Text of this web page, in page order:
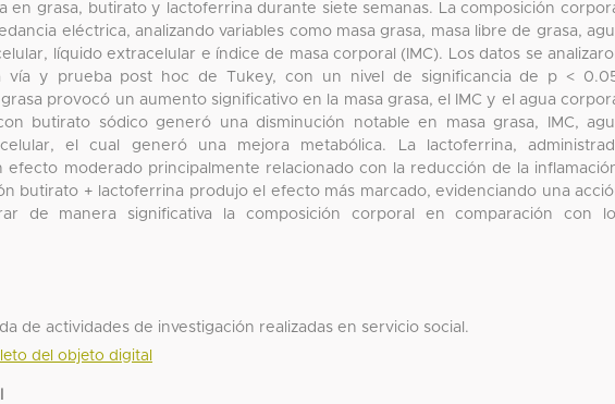
en grasa, butirato y lactoferrina durante siete semanas. La composición
eléctrica, analizando variables como masa grasa, masa libre de grasa,
líquido extracelular e índice de masa corporal (IMC). Los datos se
vía y prueba post hoc de Tukey, con un nivel de significancia de p <
provocó un aumento significativo en la masa grasa, el IMC y el agua
butirato sódico generó una disminución notable en masa grasa, IMC,
el cual generó una mejora metabólica. La lactoferrina,
efecto moderado principalmente relacionado con la reducción de la
butirato + lactoferrina produjo el efecto más marcado, evidenciando una
de manera significativa la composición corporal en comparación con
de actividades de investigación realizadas en servicio social.
del objeto digital